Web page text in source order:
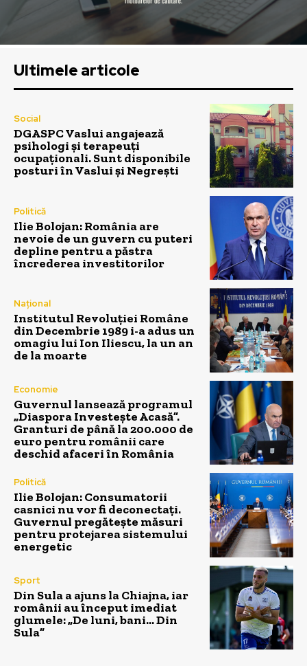
Ultimele articole
Social
DGASPC Vaslui angajează
psihologi și terapeuți
ocupaționali. Sunt disponibile
posturi în Vaslui și Negrești
Politică
Ilie Bolojan: România are
nevoie de un guvern cu puteri
depline pentru a păstra
încrederea investitorilor
Național
Institutul Revoluției Române
din Decembrie 1989 i-a adus un
omagiu lui Ion Iliescu, la un an
de la moarte
Economie
Guvernul lansează programul
„Diaspora Investește Acasă”.
Granturi de până la 200.000 de
euro pentru românii care
deschid afaceri în România
Politică
Ilie Bolojan: Consumatorii
casnici nu vor fi deconectați.
Guvernul pregătește măsuri
pentru protejarea sistemului
energetic
Sport
Din Sula a ajuns la Chiajna, iar
românii au început imediat
glumele: „De luni, bani… Din
Sula”